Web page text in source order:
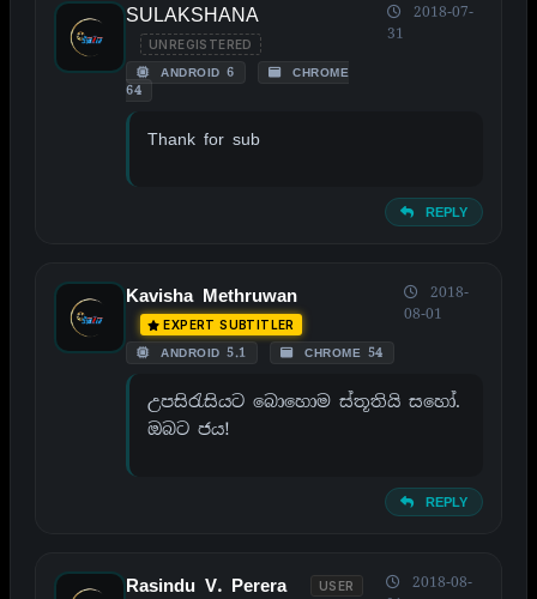
SULAKSHANA
UNREGISTERED
ANDROID 6
CHROME
64
2018-07-
31
Thank for sub
REPLY
Kavisha Methruwan
EXPERT SUBTITLER
ANDROID 5.1 CHROME 54
2018-
08-01
උපසිරැසියට බොහොම ස්තූතියි සහෝ.
ඔබට ජය!
REPLY
Rasindu V. Perera USER
2018-08-